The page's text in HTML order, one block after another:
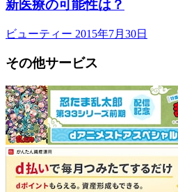
新医療の可能性は？
ビューティー 2015年7月30日
その他サービス